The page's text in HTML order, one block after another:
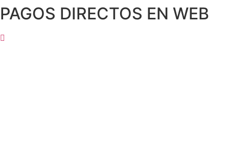
Ir
al
contenido
PAGOS DIRECTOS EN WEB